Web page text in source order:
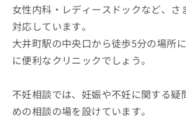
女性内科・レディースドックなど、さ
対応しています。
大井町駅の中央口から徒歩5分の場所
に便利なクリニックでしょう。
不妊相談では、妊娠や不妊に関する疑
めの相談の場を設けています。